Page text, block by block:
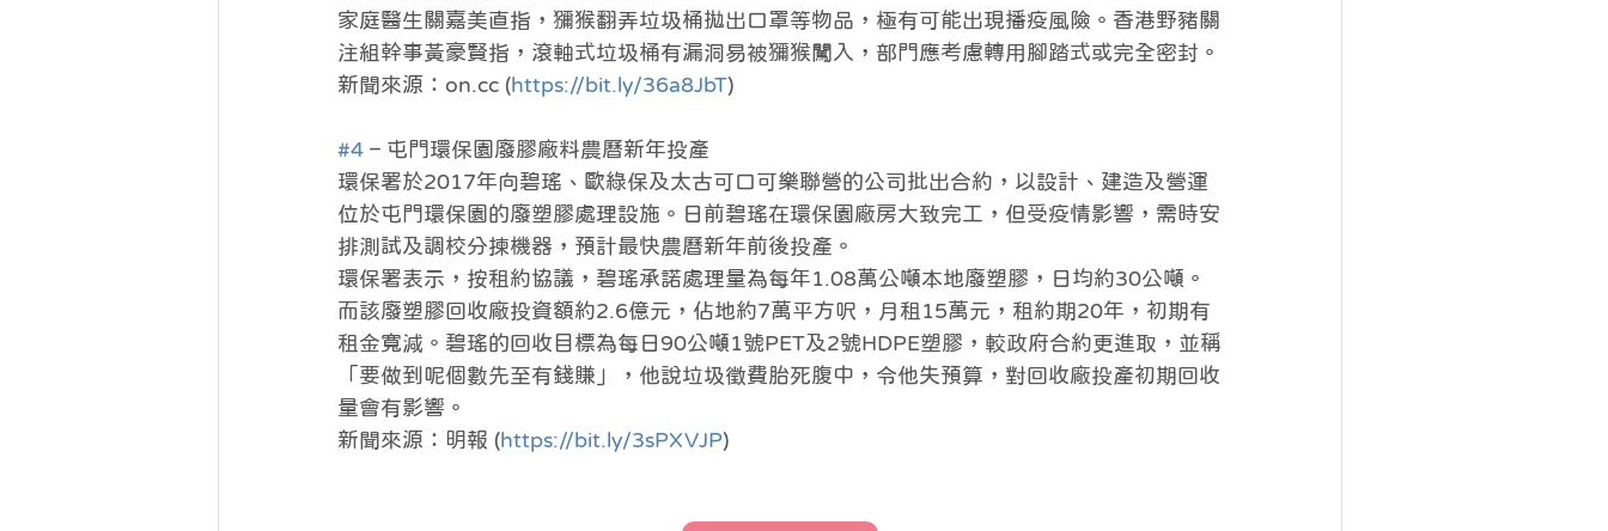
家庭醫生關嘉美直指，獼猴翻弄垃圾桶拋出口罩等物品，極有可能出現播疫風險。香港野豬關
注組幹事黃豪賢指，滾軸式垃圾桶有漏洞易被獼猴闖入，部門應考慮轉用腳踏式或完全密封。
新聞來源：on.cc (https://bit.ly/36a8JbT)
#4 – 屯門環保園廢膠廠料農曆新年投產
環保署於2017年向碧瑤、歐綠保及太古可口可樂聯營的公司批出合約，以設計、建造及營運
位於屯門環保園的廢塑膠處理設施。日前碧瑤在環保園廠房大致完工，但受疫情影響，需時安
排測試及調校分揀機器，預計最快農曆新年前後投產。
環保署表示，按租約協議，碧瑤承諾處理量為每年1.08萬公噸本地廢塑膠，日均約30公噸。
而該廢塑膠回收廠投資額約2.6億元，佔地約7萬平方呎，月租15萬元，租約期20年，初期有
租金寬減。碧瑤的回收目標為每日90公噸1號PET及2號HDPE塑膠，較政府合約更進取，並稱
「要做到呢個數先至有錢賺」，他說垃圾徵費胎死腹中，令他失預算，對回收廠投產初期回收
量會有影響。
新聞來源：明報 (https://bit.ly/3sPXVJP)